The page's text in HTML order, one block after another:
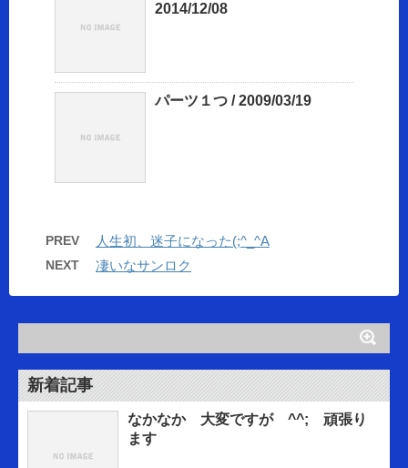
2014/12/08
パーツ１つ / 2009/03/19
PREV 人生初、迷子になった(;^_^A
NEXT 凄いなサンロク
新着記事
なかなか 大変ですが ^^; 頑張り
ます